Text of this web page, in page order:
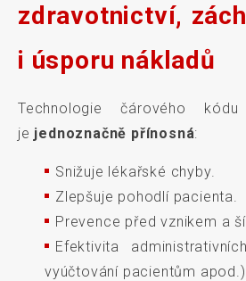
zdravotnictví,
i úsporu nákladů
Technologie čárového
je jednoznačně přínosná:
Snižuje lékařské chyby.
Zlepšuje pohodlí pacienta.
Prevence před vznikem a
Efektivita
vyúčtování pacientům